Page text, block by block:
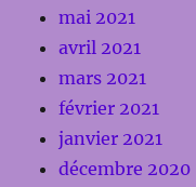
mai 2021
avril 2021
mars 2021
février 2021
janvier 2021
décembre 2020